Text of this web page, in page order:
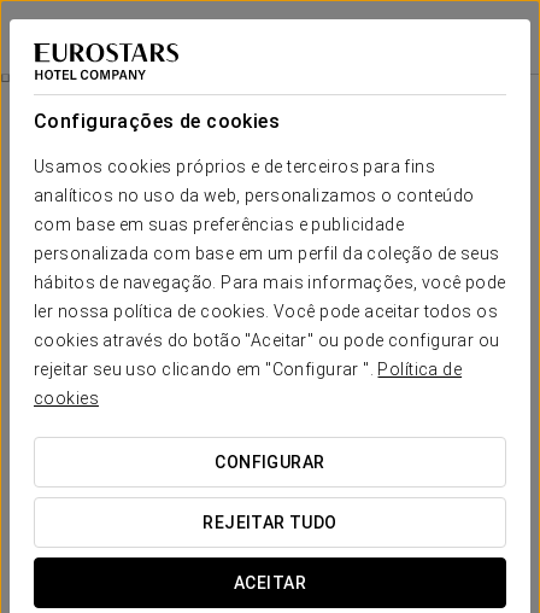
Configurações de cookies
Usamos cookies próprios e de terceiros para fins
analíticos no uso da web, personalizamos o conteúdo
com base em suas preferências e publicidade
personalizada com base em um perfil da coleção de seus
hábitos de navegação. Para mais informações, você pode
ler nossa política de cookies. Você pode aceitar todos os
cookies através do botão "Aceitar" ou pode configurar ou
rejeitar seu uso clicando em "Configurar ". Política de
cookies
CONFIGURAR
REJEITAR TUDO
ACEITAR
Eurostars Monumental
BARCELONA
Experiência Romântica
20 €
Experiência Romântica
Detalhes para surpreender. Tudo preparado para que só
tenham de desfrutar do amor.
No Eurostars Monumental, criámos uma experiência
romântica pensada para partilhar com a sua cara-metade.
Momentos que apaixonam num ambiente acolhedor e cheio